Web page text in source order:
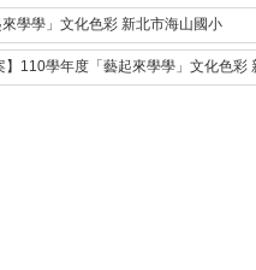
學學」文化色彩 新北市海山國小
】110學年度「藝起來學學」文化色